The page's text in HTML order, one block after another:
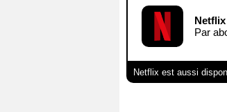
Netflix
Par
Netflix est aussi